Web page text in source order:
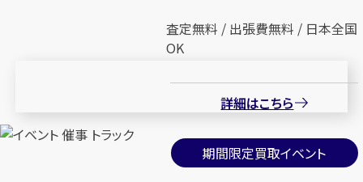
査定無料 / 出張費無料 / 日本全国
OK
詳細はこちら
期間限定買取イベント